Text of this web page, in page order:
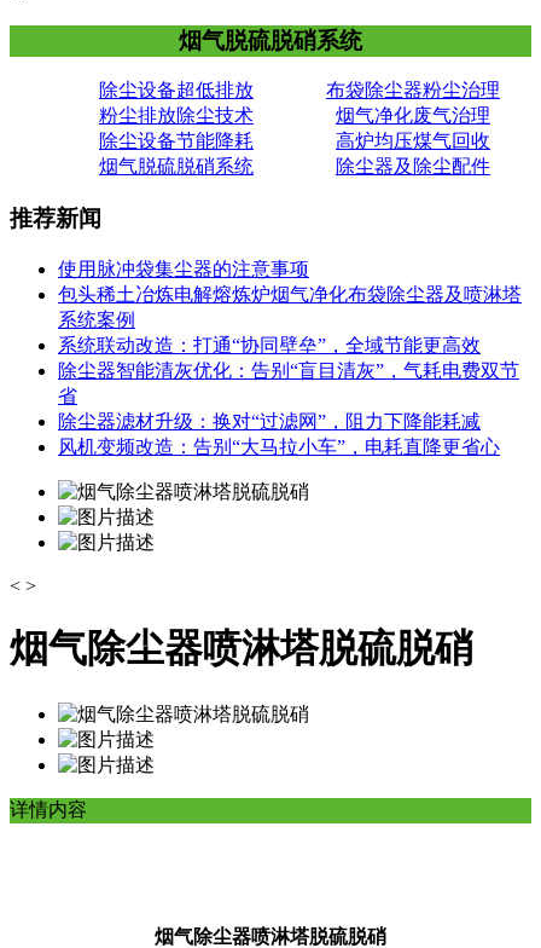
烟气脱硫脱硝系统
除尘设备超低排放
布袋除尘器粉尘治理
粉尘排放除尘技术
烟气净化废气治理
除尘设备节能降耗
高炉均压煤气回收
烟气脱硫脱硝系统
除尘器及除尘配件
推荐新闻
使用脉冲袋集尘器的注意事项
包头稀土冶炼电解熔炼炉烟气净化布袋除尘器及喷淋塔
系统案例
系统联动改造：打通“协同壁垒”，全域节能更高效
除尘器智能清灰优化：告别“盲目清灰”，气耗电费双节
省
除尘器滤材升级：换对“过滤网”，阻力下降能耗减
风机变频改造：告别“大马拉小车”，电耗直降更省心
< >
烟气除尘器喷淋塔脱硫脱硝
详情内容
烟气除尘器喷淋塔脱硫脱硝